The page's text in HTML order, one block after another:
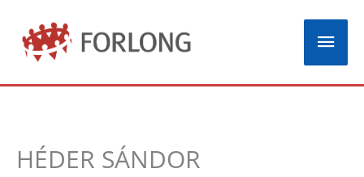
content
HÉDER SÁNDOR